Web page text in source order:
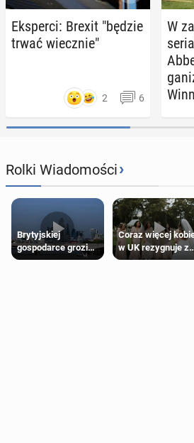
Eks­per­ci: Brexit "będzie
trwać wiecz­nie"
2 6
W
Rolki Wiadomości›
Brytyjskiej
gospodarce grozi
recesja, jeśli
Coraz więcej
w UK rezygnuje z
roli druhny na